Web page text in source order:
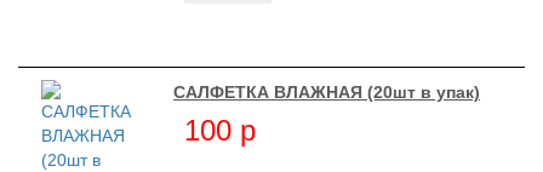
САЛФЕТКА ВЛАЖНАЯ (20шт в упак)
100 p